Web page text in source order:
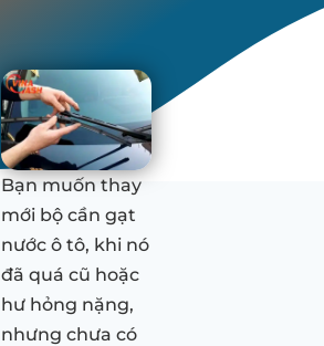
Bạn muốn thay
mới bộ cần gạt
nước ô tô, khi nó
đã quá cũ hoặc
hư hỏng nặng,
nhưng chưa có